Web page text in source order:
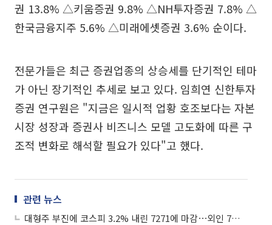
권 13.8% △키움증권 9.8% △NH투자증권 7.8% △
한국금융지주 5.6% △미래에셋증권 3.6% 순이다.
전문가들은 최근 증권업종의 상승세를 단기적인 테마
가 아닌 장기적인 추세로 보고 있다. 임희연 신한투자
증권 연구원은 "지금은 일시적 업황 호조보다는 자본
시장 성장과 증권사 비즈니스 모델 고도화에 따른 구
조적 변화로 해석할 필요가 있다"고 했다.
관련 뉴스
대형주 부진에 코스피 3.2% 내린 7271에 마감⋯외인 7조 순매도